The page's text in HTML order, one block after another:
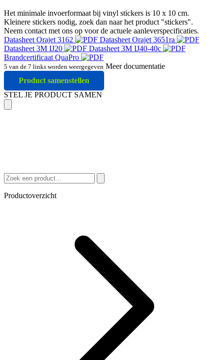
Het minimale invoerformaat bij vinyl stickers is 10 x 10 cm.
Kleinere stickers nodig, zoek dan naar het product "stickers".
Neem contact met ons op voor de actuele aanleverspecificaties.
Datasheet Orajet 3162
Datasheet Orajet 3651ra
Datasheet 3M IJ20
Datasheet 3M IJ40-40c
Brandcertificaat QuaPro
5 van de 7 links worden weergegeven Meer documentatie
Product samenstellen
STEL JE PRODUCT SAMEN
Productoverzicht